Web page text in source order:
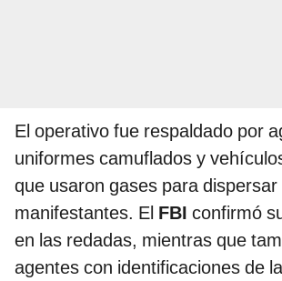
El operativo fue respaldado por
uniformes camuflados y
que usaron gases para dispersar
manifestantes. El FBI confirmó
en las redadas, mientras que
agentes con identificaciones de